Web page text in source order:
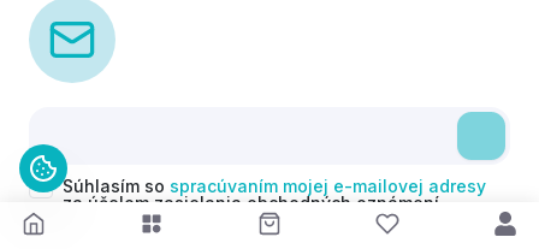
Súhlasím so spracúvaním mojej e-mailovej adresy
za účelom zasielania obchodných oznámení
(newsletterov) v súlade s čl. 6 ods. 1 písm. a)
Nariadenia GDPR. Svoj súhlas môžem kedykoľvek